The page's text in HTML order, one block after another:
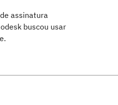
assinatura
buscou usar